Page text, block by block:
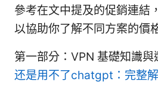
參考在文中提及的促銷連結
以協助你了解不同方案的價
第一部分：VPN 基礎知識與
还是用不了chatgpt：完整